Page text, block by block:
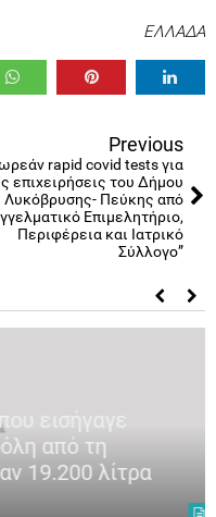
ΕΛΛΑΔΑ
Previous
rapid covid tests για
επιχειρήσεις του Δήμου
Λυκόβρυσης- Πεύκης από
Επιμελητήριο,
Περιφέρεια και Ιατρικό
Σύλλογο”
εισήγαγε
από τη
19.200 λίτρα